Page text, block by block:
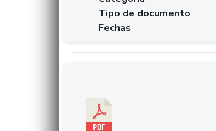
Tipo de documento
Fechas